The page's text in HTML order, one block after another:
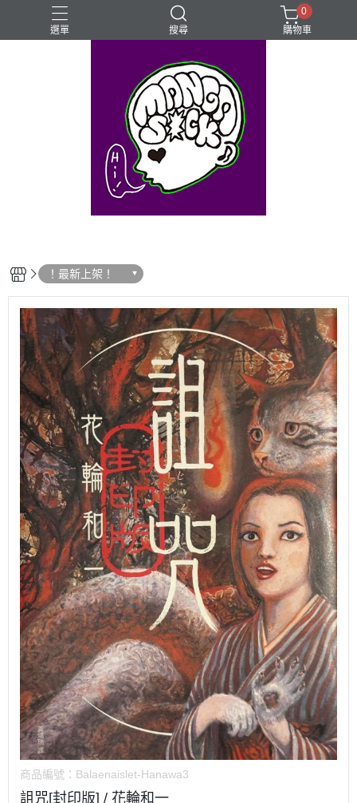
選單 搜尋
⊰⊱꧁LGBTQIA꧂⊰⊱
Mangasick Love
Mangasick出版！(੭•̀ᴗ•̀)
動物 實驗
0
購物車
！最新上架！
商品編號： Balaenaislet-Hanawa3
詛咒[封印版] / 花輪和一